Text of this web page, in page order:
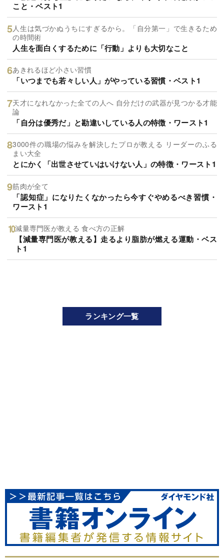
こと・ベスト1
人生は気づかぬうちにすぎるから。「自分第一」で生きるため
の時間術
人生を面白くするために「行動」よりも大切なこと
あきれるほど小さい習慣
「いつまでも若々しい人」がやっている習慣・ベスト1
天才になれなかった全ての人へ 自分だけの武器が見つかる才能
論
「自分は優秀だ」と勘違いしている人の特徴・ワースト1
3000件の職場の悩みを解決したプロが教える リーダーのふる
まい大全
とにかく「出世させていはいけない人」の特徴・ワースト1
筋肉が全て
「認知症」になりたくなかったら今すぐやめるべき習慣・
ワースト1
減量専門医が教える 食べ方の正解
【減量専門医が教える】走るより脂肪が燃える運動・ベス
ト1
ランキング一覧